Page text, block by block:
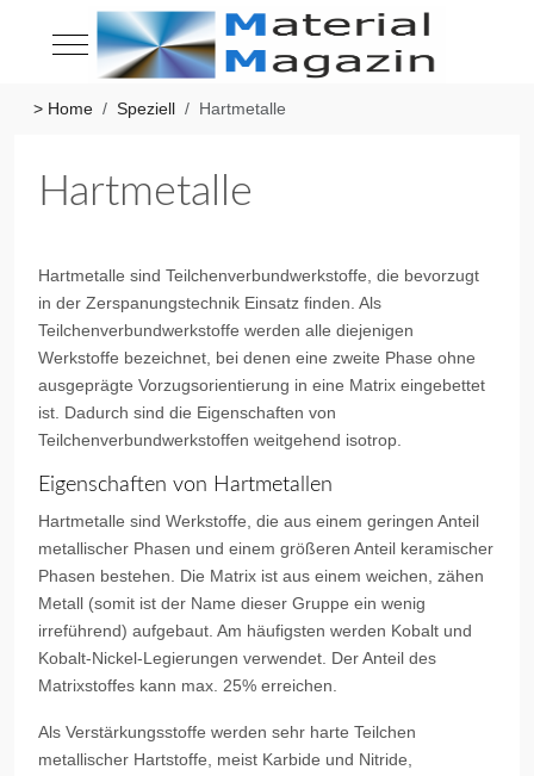
Mobile Menu Toggle
> Home Speziell Hartmetalle
Hartmetalle
Hartmetalle sind Teilchenverbundwerkstoffe, die bevorzugt
in der Zerspanungstechnik Einsatz finden. Als
Teilchenverbundwerkstoffe werden alle diejenigen
Werkstoffe bezeichnet, bei denen eine zweite Phase ohne
ausgeprägte Vorzugsorientierung in eine Matrix eingebettet
ist. Dadurch sind die Eigenschaften von
Teilchenverbundwerkstoffen weitgehend isotrop.
Eigenschaften von Hartmetallen
Hartmetalle sind Werkstoffe, die aus einem geringen Anteil
metallischer Phasen und einem größeren Anteil keramischer
Phasen bestehen. Die Matrix ist aus einem weichen, zähen
Metall (somit ist der Name dieser Gruppe ein wenig
irreführend) aufgebaut. Am häufigsten werden Kobalt und
Kobalt-Nickel-Legierungen verwendet. Der Anteil des
Matrixstoffes kann max. 25% erreichen.
Als Verstärkungsstoffe werden sehr harte Teilchen
metallischer Hartstoffe, meist Karbide und Nitride,